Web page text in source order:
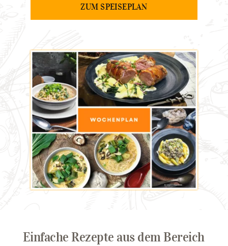
ZUM SPEISEPLAN
Einfache Rezepte aus dem Bereich